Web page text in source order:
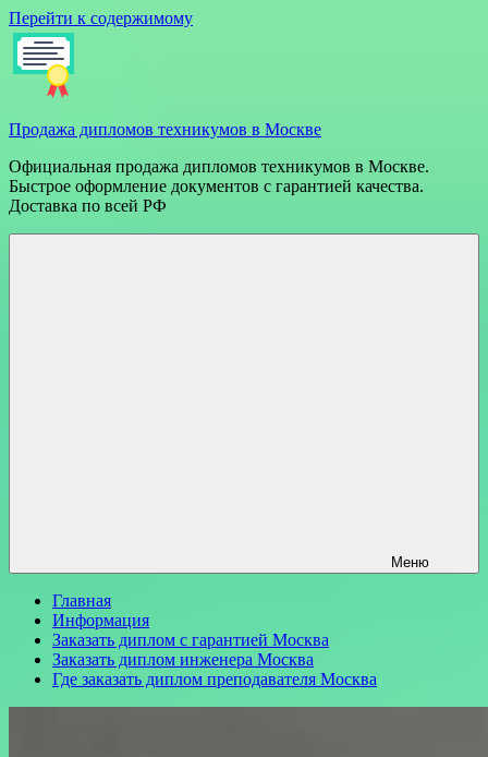
Перейти к содержимому
Продажа дипломов техникумов в Москве
Официальная продажа дипломов техникумов в Москве.
Быстрое оформление документов с гарантией качества.
Доставка по всей РФ
Меню
Главная
Информация
Заказать диплом с гарантией Москва
Заказать диплом инженера Москва
Где заказать диплом преподавателя Москва